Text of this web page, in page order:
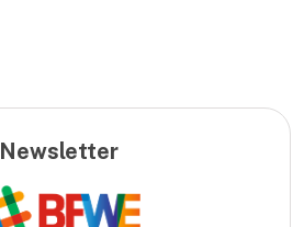
Newsletter